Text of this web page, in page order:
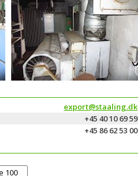
export@staaling.dk
+45 40 10 69 59
+45 86 62 53 00